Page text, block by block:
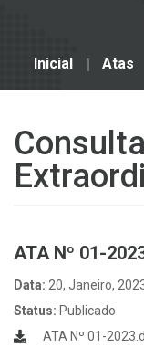
Inicial Atas
ATA Nº 01-
Data: 20, Janeiro,
Status: Publicado
ATA Nº 01-